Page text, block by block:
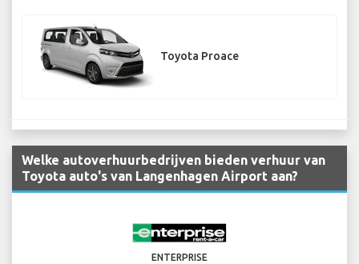
Toyota Proace
Welke autoverhuurbedrijven bieden verhuur van
Toyota auto's van Langenhagen Airport aan?
ENTERPRISE